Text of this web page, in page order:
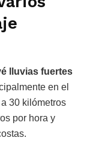
lluvias fuertes
en el
30 kilómetros
por hora y